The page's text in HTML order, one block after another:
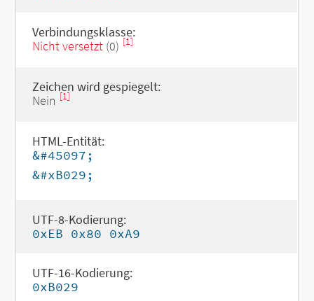
Verbindungsklasse:
Nicht versetzt(0) [1]
Zeichen wird gespiegelt:
Nein [1]
HTML-Entität:
&#45097;
&#xB029;
UTF-8-Kodierung:
0xEB 0x80 0xA9
UTF-16-Kodierung:
0xB029